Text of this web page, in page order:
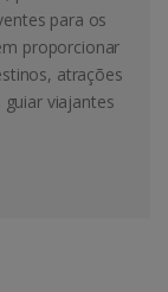
para os
proporcionar
atrações
viajantes